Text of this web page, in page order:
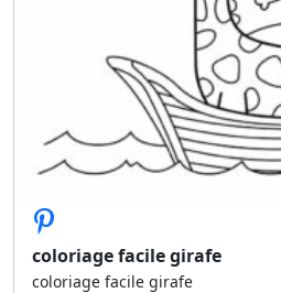
coloriage facile girafe
coloriage facile girafe